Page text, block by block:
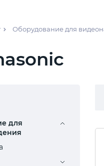
Оборудование для
для